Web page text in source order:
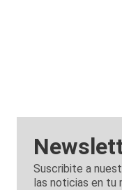
Suscribite a
las noticias en tu